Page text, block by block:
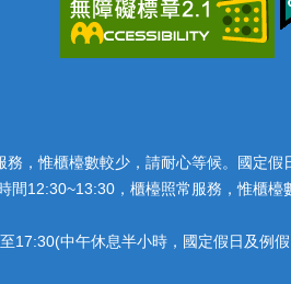
，惟櫃檯數較少，請耐心等候。國定假
12:30~13:30，櫃檯照常服務，惟櫃檯
17:30(中午休息半小時，國定假日及例